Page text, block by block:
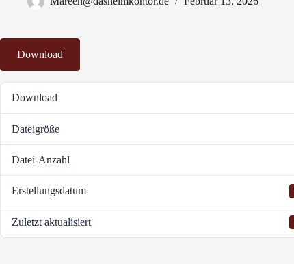
Download
Download
Dateigröße
Datei-Anzahl
Erstellungsdatum
Zuletzt aktualisiert